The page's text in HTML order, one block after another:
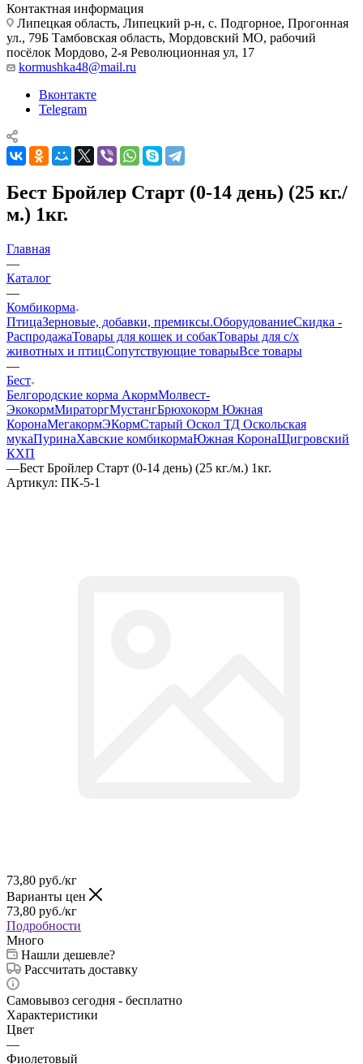
Контактная информация
Липецкая область, Липецкий р-н, с. Подгорное, Прогонная
ул., 79Б Тамбовская область, Мордовский МО, рабочий
посёлок Мордово, 2-я Революционная ул, 17
kormushka48@mail.ru
Вконтакте
Telegram
Бест Бройлер Старт (0-14 день) (25 кг./
м.) 1кг.
Главная
—
Каталог
—
Комбикорма
ПтицаЗерновые, добавки, премиксы.ОборудованиеСкидка -
РаспродажаТовары для кошек и собакТовары для с/х
животных и птицСопутствующие товарыВсе товары
—
Бест
Белгородские корма АкормМолвест-
ЭкокормМираторгМустангБрюхокорм Южная
КоронаМегакормЭКормСтарый Оскол ТД Оскольская
мукаПуринаХавские комбикормаЮжная КоронаЩигровский
КХП
—Бест Бройлер Старт (0-14 день) (25 кг./м.) 1кг.
Артикул: ПК-5-1
73,80 руб./кг
Варианты цен
73,80 руб./кг
Подробности
Много
Нашли дешевле?
Рассчитать доставку
Самовывоз сегодня - бесплатно
Характеристики
Цвет
—
Фиолетовый